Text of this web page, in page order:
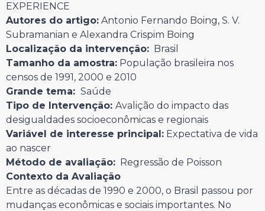
EXPERIENCE
Autores do artigo: Antonio Fernando Boing, S. V.
Subramanian e Alexandra Crispim Boing
Localização da intervenção: Brasil
Tamanho da amostra: População brasileira nos
censos de 1991, 2000 e 2010
Grande tema: Saúde
Tipo de Intervenção: Avalição do impacto das
desigualdades socioeconômicas e regionais
Variável de interesse principal: Expectativa de vida
ao nascer
Método de avaliação: Regressão de Poisson
Contexto da Avaliação
Entre as décadas de 1990 e 2000, o Brasil passou por
mudanças econômicas e sociais importantes. No